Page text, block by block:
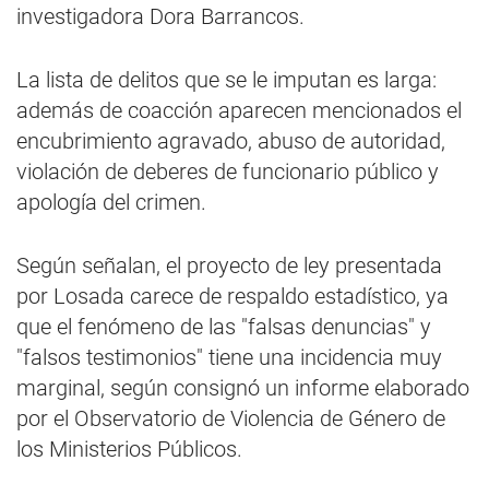
investigadora Dora Barrancos.
La lista de delitos que se le imputan es larga:
además de coacción aparecen mencionados el
encubrimiento agravado, abuso de autoridad,
violación de deberes de funcionario público y
apología del crimen.
Según señalan, el proyecto de ley presentada
por Losada carece de respaldo estadístico, ya
que el fenómeno de las "falsas denuncias" y
"falsos testimonios" tiene una incidencia muy
marginal, según consignó un informe elaborado
por el Observatorio de Violencia de Género de
los Ministerios Públicos.